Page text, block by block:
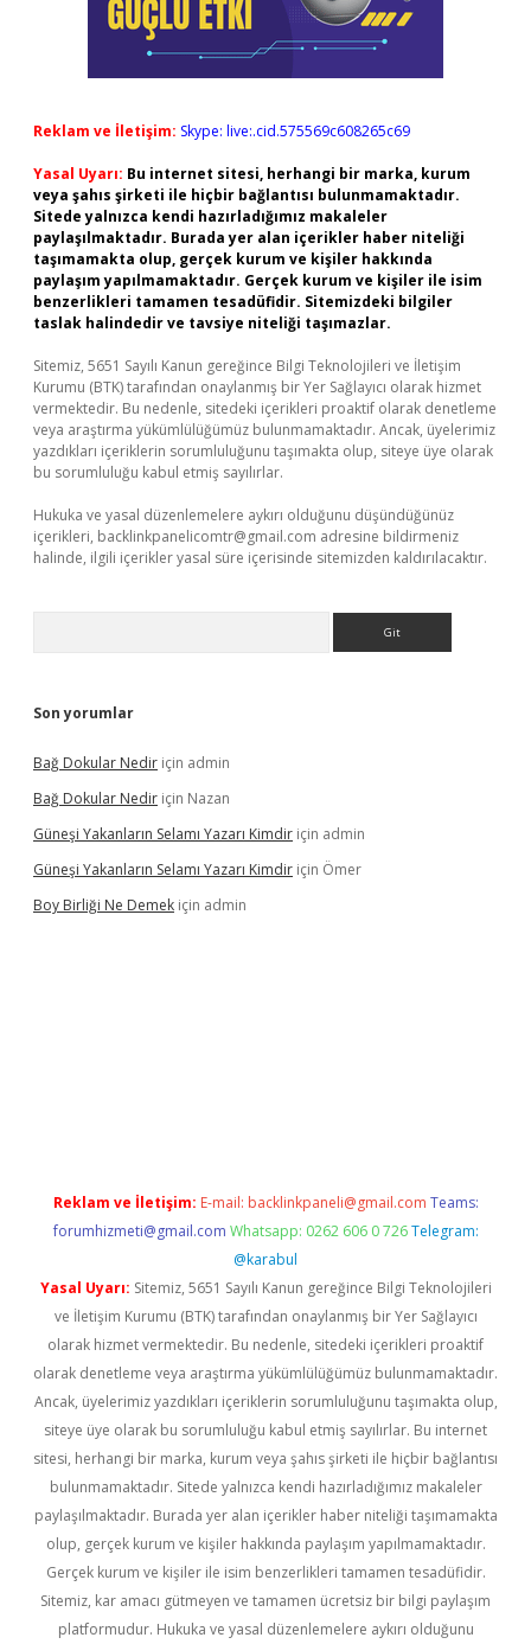
Reklam ve İletişim: Skype: live:.cid.575569c608265c69
Yasal Uyarı: Bu internet sitesi, herhangi bir marka, kurum
veya şahıs şirketi ile hiçbir bağlantısı bulunmamaktadır.
Sitede yalnızca kendi hazırladığımız makaleler
paylaşılmaktadır. Burada yer alan içerikler haber niteliği
taşımamakta olup, gerçek kurum ve kişiler hakkında
paylaşım yapılmamaktadır. Gerçek kurum ve kişiler ile isim
benzerlikleri tamamen tesadüfidir. Sitemizdeki bilgiler
taslak halindedir ve tavsiye niteliği taşımazlar.
Sitemiz, 5651 Sayılı Kanun gereğince Bilgi Teknolojileri ve İletişim
Kurumu (BTK) tarafından onaylanmış bir Yer Sağlayıcı olarak hizmet
vermektedir. Bu nedenle, sitedeki içerikleri proaktif olarak denetleme
veya araştırma yükümlülüğümüz bulunmamaktadır. Ancak, üyelerimiz
yazdıkları içeriklerin sorumluluğunu taşımakta olup, siteye üye olarak
bu sorumluluğu kabul etmiş sayılırlar.
Hukuka ve yasal düzenlemelere aykırı olduğunu düşündüğünüz
içerikleri, backlinkpanelicomtr@gmail.com adresine bildirmeniz
halinde, ilgili içerikler yasal süre içerisinde sitemizden kaldırılacaktır.
Son yorumlar
Bağ Dokular Nedir için admin
Bağ Dokular Nedir için Nazan
Güneşi Yakanların Selamı Yazarı Kimdir için admin
Güneşi Yakanların Selamı Yazarı Kimdir için Ömer
Boy Birliği Ne Demek için admin
Reklam ve İletişim: E-mail: backlinkpaneli@gmail.com Teams:
forumhizmeti@gmail.com Whatsapp: 0262 606 0 726 Telegram:
@karabul
Yasal Uyarı: Sitemiz, 5651 Sayılı Kanun gereğince Bilgi Teknolojileri
ve İletişim Kurumu (BTK) tarafından onaylanmış bir Yer Sağlayıcı
olarak hizmet vermektedir. Bu nedenle, sitedeki içerikleri proaktif
olarak denetleme veya araştırma yükümlülüğümüz bulunmamaktadır.
Ancak, üyelerimiz yazdıkları içeriklerin sorumluluğunu taşımakta olup,
siteye üye olarak bu sorumluluğu kabul etmiş sayılırlar. Bu internet
sitesi, herhangi bir marka, kurum veya şahıs şirketi ile hiçbir bağlantısı
bulunmamaktadır. Sitede yalnızca kendi hazırladığımız makaleler
paylaşılmaktadır. Burada yer alan içerikler haber niteliği taşımamakta
olup, gerçek kurum ve kişiler hakkında paylaşım yapılmamaktadır.
Gerçek kurum ve kişiler ile isim benzerlikleri tamamen tesadüfidir.
Sitemiz, kar amacı gütmeyen ve tamamen ücretsiz bir bilgi paylaşım
platformudur. Hukuka ve yasal düzenlemelere aykırı olduğunu